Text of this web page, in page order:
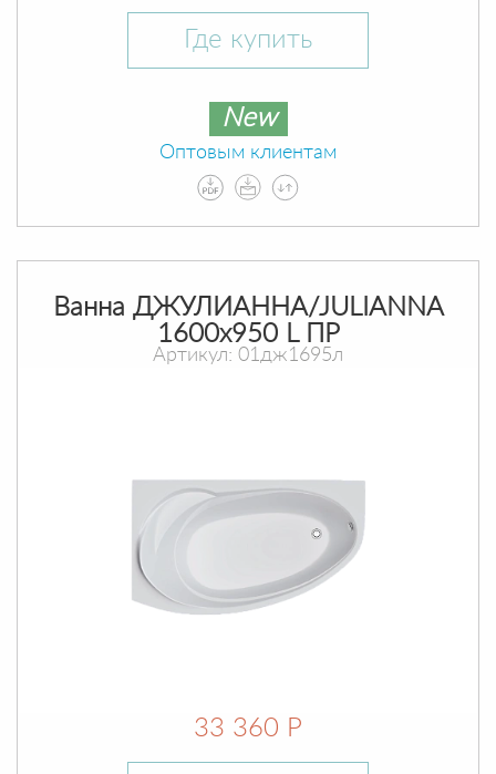
Где купить
New
Оптовым клиентам
Ванна ДЖУЛИАННА/JULIANNA
1600х950 L ПР
Артикул: 01дж1695л
33 360 Р